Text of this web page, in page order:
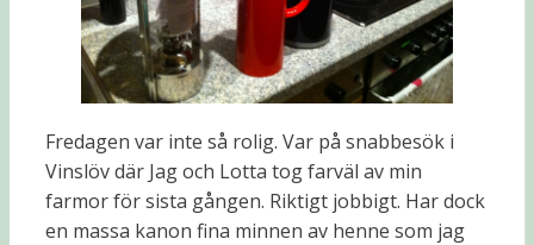
Fredagen var inte så rolig. Var på snabbesök i
Vinslöv där Jag och Lotta tog farväl av min
farmor för sista gången. Riktigt jobbigt. Har dock
en massa kanon fina minnen av henne som jag